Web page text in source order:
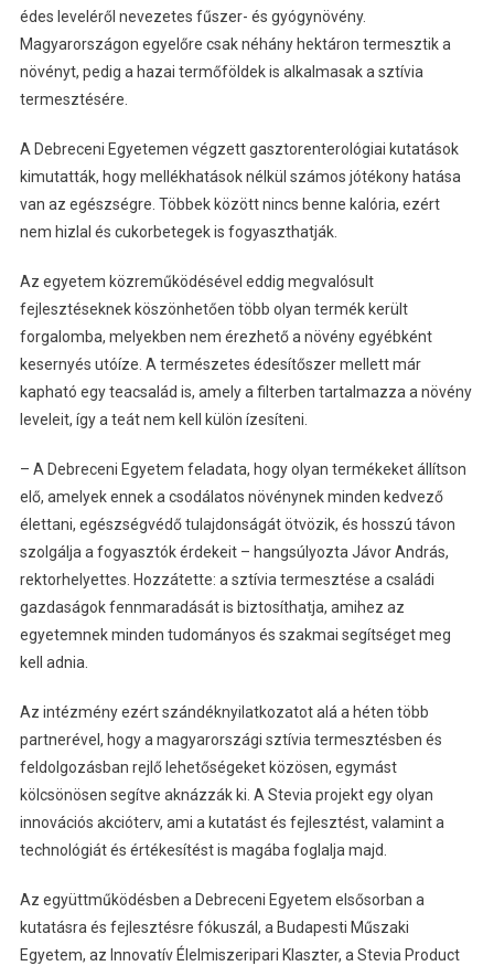
édes leveléről nevezetes fűszer- és gyógynövény.
Magyarországon egyelőre csak néhány hektáron termesztik a
növényt, pedig a hazai termőföldek is alkalmasak a sztívia
termesztésére.
A Debreceni Egyetemen végzett gasztorenterológiai kutatások
kimutatták, hogy mellékhatások nélkül számos jótékony hatása
van az egészségre. Többek között nincs benne kalória, ezért
nem hizlal és cukorbetegek is fogyaszthatják.
Az egyetem közreműködésével eddig megvalósult
fejlesztéseknek köszönhetően több olyan termék került
forgalomba, melyekben nem érezhető a növény egyébként
kesernyés utóíze. A természetes édesítőszer mellett már
kapható egy teacsalád is, amely a filterben tartalmazza a növény
leveleit, így a teát nem kell külön ízesíteni.
– A Debreceni Egyetem feladata, hogy olyan termékeket állítson
elő, amelyek ennek a csodálatos növénynek minden kedvező
élettani, egészségvédő tulajdonságát ötvözik, és hosszú távon
szolgálja a fogyasztók érdekeit – hangsúlyozta Jávor András,
rektorhelyettes. Hozzátette: a sztívia termesztése a családi
gazdaságok fennmaradását is biztosíthatja, amihez az
egyetemnek minden tudományos és szakmai segítséget meg
kell adnia.
Az intézmény ezért szándéknyilatkozatot alá a héten több
partnerével, hogy a magyarországi sztívia termesztésben és
feldolgozásban rejlő lehetőségeket közösen, egymást
kölcsönösen segítve aknázzák ki. A Stevia projekt egy olyan
innovációs akcióterv, ami a kutatást és fejlesztést, valamint a
technológiát és értékesítést is magába foglalja majd.
Az együttműködésben a Debreceni Egyetem elsősorban a
kutatásra és fejlesztésre fókuszál, a Budapesti Műszaki
Egyetem, az Innovatív Élelmiszeripari Klaszter, a Stevia Product